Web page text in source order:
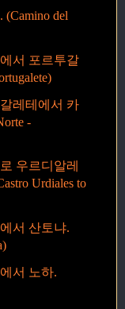
del
서 포르투갈
레테에서 카
-
우르디알레
Urdiales to
서 산토냐.
서 노하.